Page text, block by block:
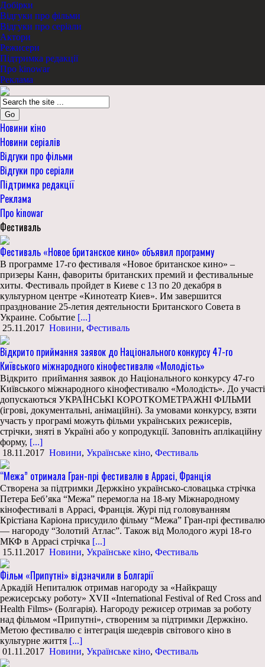
Добірки
Відгуки про фільми
Відгуки про серіали
Актори
Режисери
Підтримка редакції
Про kinowar
Реклама
Go
Новини кіно
Новини серіалів
Відгуки про фільми
Відгуки про серіали
Підтримка редакції
Реклама
Про kinowar
Фестиваль
Фестиваль «Новое британское кино» объявил программу
В программе 17-го фестиваля «Новое британское кино» –
призеры Канн, фавориты британских премий и фестивальные
хиты. Фестиваль пройдет в Киеве с 13 по 20 декабря в
культурном центре «Кинотеатр Киев». Им завершится
празднование 25-летия деятельности Британского Совета в
Украине. Событие [...]
25.11.2017 Новини, Фестиваль
Відкрито приймання заявок до Національного конкурсу 47-го
Київського міжнародного кінофестивалю «Молодість»
Відкрито приймання заявок до Національного конкурсу 47-го
Київського міжнародного кінофестивалю «Молодість». До участі
допускаються УКРАЇНСЬКІ КОРОТКОМЕТРАЖНІ ФІЛЬМИ
(ігрові, документальні, анімаційні). За умовами конкурсу, взяти
участь у програмі можуть фільми українських режисерів,
стрічки, зняті в Україні або у копродукції. Заповніть аплікаційну
форму, [...]
18.11.2017 Новини, Українське кіно, Фестиваль
“Межа” отримала Гран-прі фестивалю в Аррасі, Франція
Створена за підтримки Держкіно українсько-словацька стрічка
Петера Бебʼяка “Межа” перемогла на 18-му Міжнародному
кінофестивалі в Аррасі, Франція. Журі під головуванням
Крістіана Каріона присудило фільму “Межа” Гран-прі фестивалю
— нагороду “Золотий Атлас”. Також від Молодого журі 18-го
МКФ в Аррасі стрічка [...]
15.11.2017 Новини, Українське кіно, Фестиваль
Фільм «Припутні» відзначили в Болгарії
Аркадій Непиталюк отримав нагороду за «Найкращу
режисерську роботу» XVII «International Festival of Red Cross and
Health Films» (Болгарія). Нагороду режисер отримав за роботу
над фільмом «Припутні», створеним за підтримки Держкіно.
Метою фестивалю є інтеграція шедеврів світового кіно в
культурне життя [...]
01.11.2017 Новини, Українське кіно, Фестиваль